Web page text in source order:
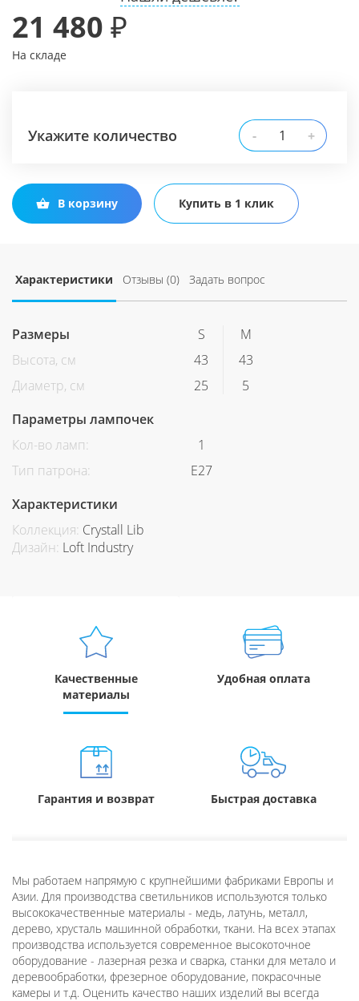
21 480 ₽
На складе
Укажите количество - +
В корзину Купить в 1 клик
Характеристики Отзывы (0) Задать вопрос
Размеры S
M
Высота, см
43
43
Диаметр, см
25
5
Параметры лампочек
Кол-во ламп:
1
Тип патрона:
E27
Характеристики
Коллекция: Crystall Lib
Дизайн: Loft Industry
Качественные
материалы
Удобная оплата
Гарантия и возврат Быстрая доставка
Мы работаем напрямую с крупнейшими фабриками Европы и
Азии. Для производства светильников используются только
высококачественные материалы - медь, латунь, металл,
дерево, хрусталь машинной обработки, ткани. На всех этапах
производства используется современное высокоточное
оборудование - лазерная резка и сварка, станки для метало и
деревообработки, фрезерное оборудование, покрасочные
камеры и т.д. Оценить качество наших изделий вы всегда